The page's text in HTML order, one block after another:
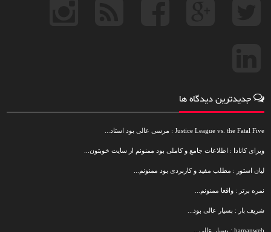
جدیدترین دیدگاه ها
Justice League vs. the Fatal Five : مرسی عالی بود استاد...
ویزای کانادا : اطلاعات جامع و کاملی بود ممنونم از سایت خوبتون...
لیان استور : مطلب مفید و کاربردی بود ممنونم...
نمره برتر : واقعا ممنونم...
شریف بار : بسیار عالی بود...
hamanweb : بسیار عالی...